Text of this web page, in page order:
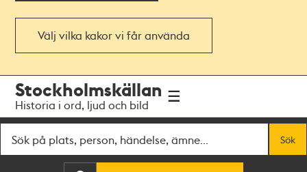
Välj vilka kakor vi får använda
navigationen
huvudinnehållet
Stockholmskällan
Historia i ord, ljud och bild
Sök